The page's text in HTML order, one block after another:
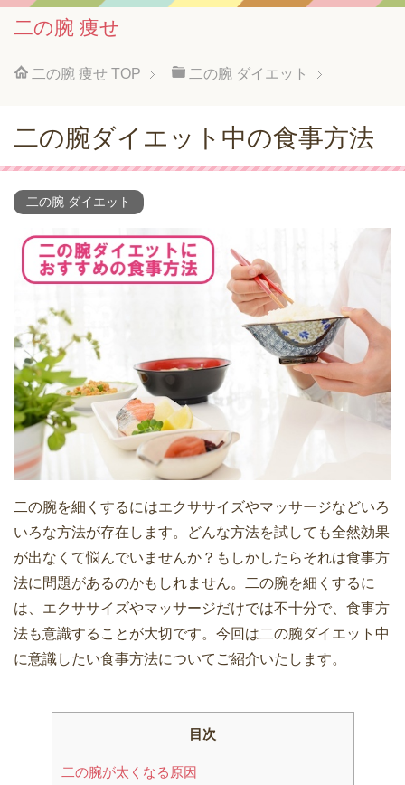
二の腕 痩せ
二の腕 痩せ TOP 二の腕 ダイエット
二の腕ダイエット中の食事方法
二の腕 ダイエット
二の腕を細くするにはエクササイズやマッサージなどいろ
いろな方法が存在します。どんな方法を試しても全然効果
が出なくて悩んでいませんか？もしかしたらそれは食事方
法に問題があるのかもしれません。二の腕を細くするに
は、エクササイズやマッサージだけでは不十分で、食事方
法も意識することが大切です。今回は二の腕ダイエット中
に意識したい食事方法についてご紹介いたします。
目次
二の腕が太くなる原因